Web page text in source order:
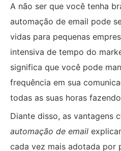
A não ser que você tenha
automação de email pode
vidas para pequenas
intensiva de tempo do
significa que você pode
frequência em sua
todas as suas horas
Diante disso, as vantagens
automação de email
cada vez mais adotada por